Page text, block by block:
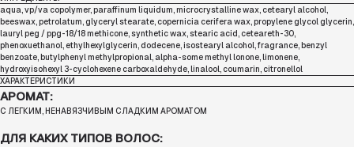
aqua, vp/va copolymer, paraffinum liquidum, microcrystalline wax, cetearyl alcohol,
beeswax, petrolatum, glyceryl stearate, copernicia cerifera wax, propylene glycol glycerin,
lauryl peg / ppg-18/18 methicone, synthetic wax, stearic acid, ceteareth-30,
phenoxuethanol, ethylhexylglycerin, dodecene, isostearyl alcohol, fragrance, benzyl
benzoate, butylphenyl methylpropional, alpha-some methyl lonone, limonene,
hydroxyisohexyl 3-cyclohexene carboxaldehyde, linalool, coumarin, citronellol
ХАРАКТЕРИСТИКИ
АРОМАТ:
С ЛЕГКИМ, НЕНАВЯЗЧИВЫМ СЛАДКИМ АРОМАТОМ
ДЛЯ КАКИХ ТИПОВ ВОЛОС: